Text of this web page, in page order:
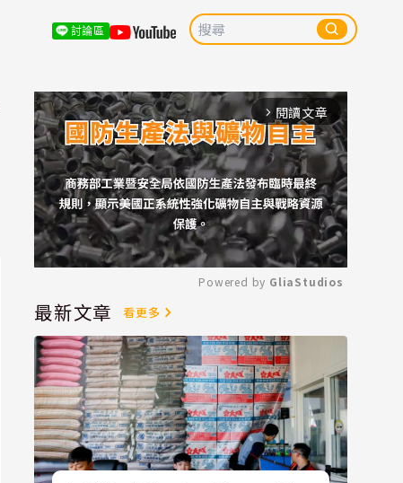
討論區
arrow_forward_ios 閱讀文章
Mute
Powered by GliaStudios
最新文章 看更多